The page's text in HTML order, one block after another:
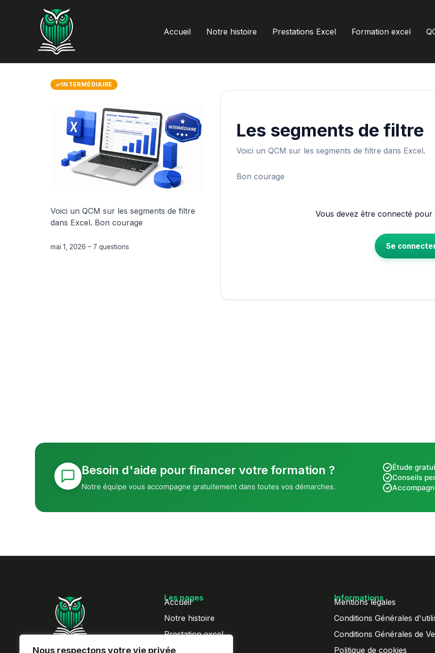
Nous respectons votre vie privée
Accueil Notre histoire Prestations Excel Formation excel
INTERMÉDIAIRE
Voici un QCM sur les segments de filtre
dans Excel. Bon courage
mai 1, 2026 – 7 questions
Les segments de filtre
Voici un QCM sur les segments de filtre dans Excel.
Bon courage
Vous devez être connecté
Se
Besoin d'aide pour financer votre formation ?
Notre équipe vous accompagne gratuitement dans toutes vos démarches.
Étude
Conseils
Les pages
Accueil
Notre histoire
Prestation excel
QCM Excel
Informations
Mentions légales
Conditions Générales
Conditions Générales de
Politique de cookies